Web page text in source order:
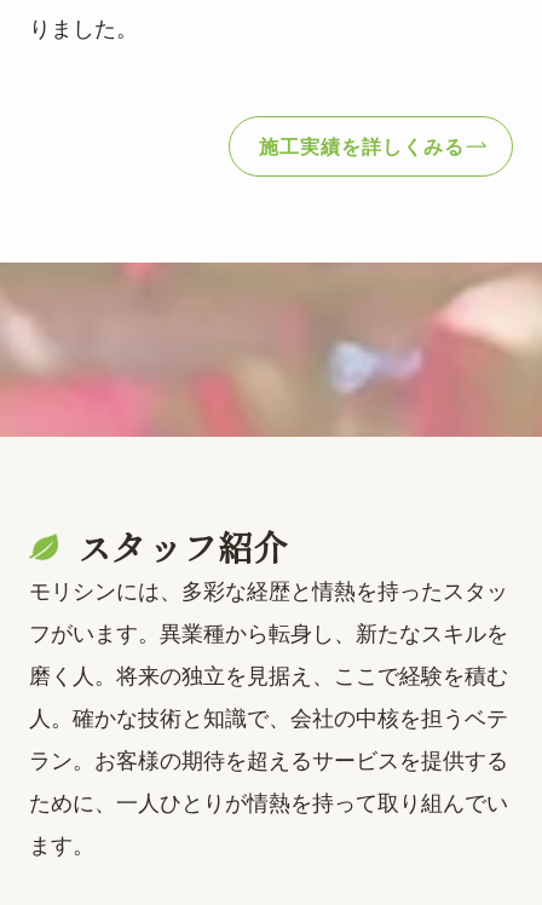
りました。
施工実績を詳しくみる
スタッフ紹介
モリシンには、多彩な経歴と情熱を持ったスタッ
フがいます。異業種から転身し、新たなスキルを
磨く人。将来の独立を見据え、ここで経験を積む
人。確かな技術と知識で、会社の中核を担うベテ
ラン。お客様の期待を超えるサービスを提供する
ために、一人ひとりが情熱を持って取り組んでい
ます。